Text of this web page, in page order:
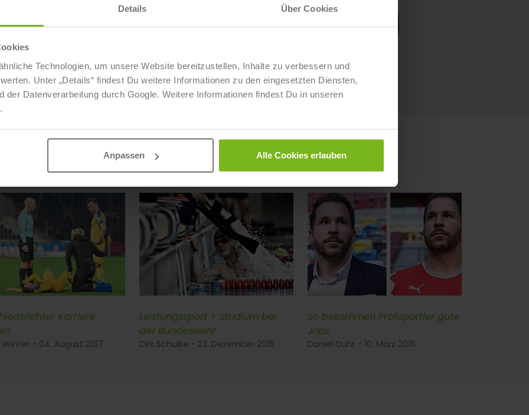
Details Über Cookies
Technologien, um unsere Website bereitzustellen, Inhalte zu verbessern und
Unter „Details“ findest Du weitere Informationen zu den eingesetzten Diensten,
der Datenverarbeitung durch Google. Weitere Informationen findest Du in unseren
.
Anpassen Alle Cookies erlauben
Teilhabe zu fördern und Wegbereiter für
ist bei SOD Ansprechpartnerin für
und Begleitung von studentischen
Karriere
Winter - 04. August 2017
Leistungssport + Studium bei
der Bundeswehr
Dirk Schulke - 23. Dezember 2016
So bekommen Profisportler gute
Jobs
Daniel Duhr - 10. März 2016